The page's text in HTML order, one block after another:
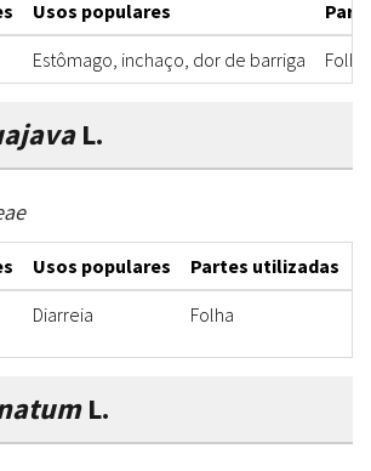
Usos populares
Estômago, inchaço, dor de barriga Folha
L.
Usos populares Partes utilizadas
Diarreia Folha
L.